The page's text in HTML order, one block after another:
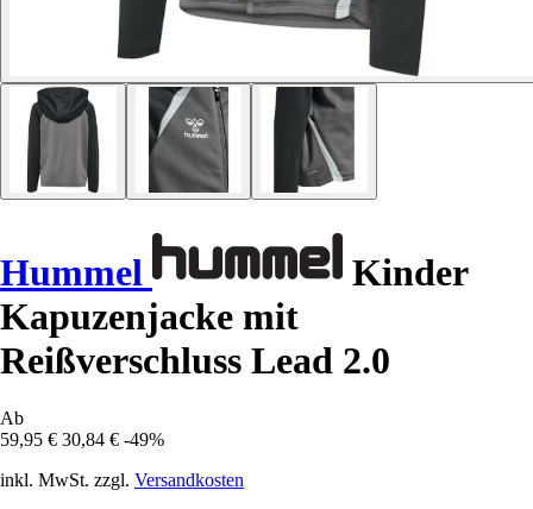
Hummel
Kinder
Kapuzenjacke mit
Reißverschluss Lead 2.0
Ab
59,95 € 30,84 € -49%
inkl. MwSt. zzgl. Versandkosten